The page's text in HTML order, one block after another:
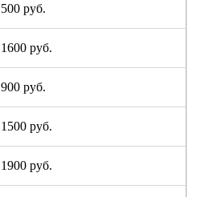
руб.
руб.
руб.
руб.
руб.
уровня)
модуля на новый